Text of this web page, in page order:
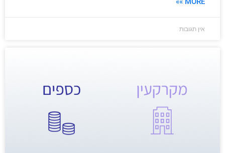
אין תגובות